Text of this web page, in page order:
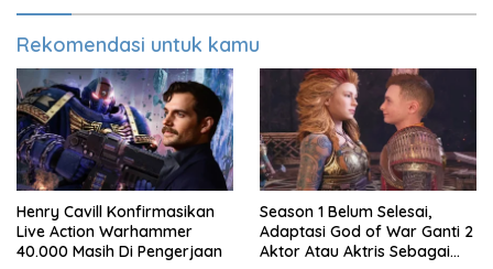
Rekomendasi untuk kamu
Henry Cavill Konfirmasikan
Live Action Warhammer
40.000 Masih Di Pengerjaan
Season 1 Belum Selesai,
Adaptasi God of War Ganti 2
Aktor Atau Aktris Sebagai